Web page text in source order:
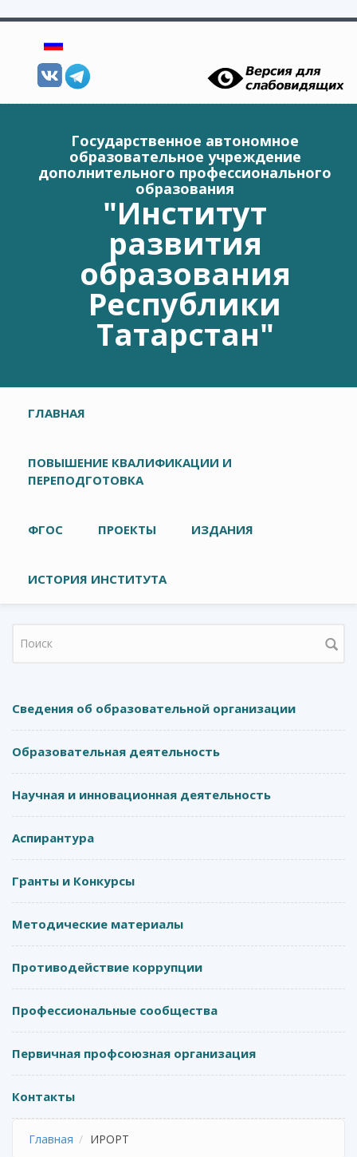
Государственное автономное
образовательное учреждение
дополнительного профессионального
образования
"Институт
развития
образования
Республики
Татарстан"
Главное меню
ГЛАВНАЯ
ПОВЫШЕНИЕ КВАЛИФИКАЦИИ И
ПЕРЕПОДГОТОВКА
ФГОС ПРОЕКТЫ ИЗДАНИЯ
ИСТОРИЯ ИНСТИТУТА
Форма поиска
Сведения об образовательной организации
Образовательная деятельность
Научная и инновационная деятельность
Аспирантура
Гранты и Конкурсы
Методические материалы
Противодействие коррупции
Профессиональные сообщества
Первичная профсоюзная организация
Контакты
Главная ИРОРТ